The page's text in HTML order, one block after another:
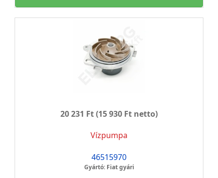
20 231 Ft(15 930 Ft netto)
Vízpumpa
46515970
Gyártó: Fiat gyári